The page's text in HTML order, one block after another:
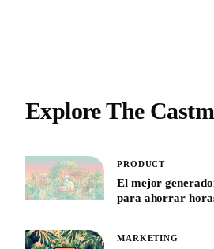
Explore The
El mejor
para ahorrar